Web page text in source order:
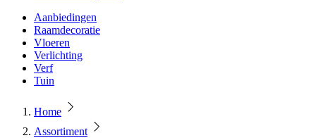
Aanbiedingen
Raamdecoratie
Vloeren
Verlichting
Verf
Tuin
Home
Assortiment